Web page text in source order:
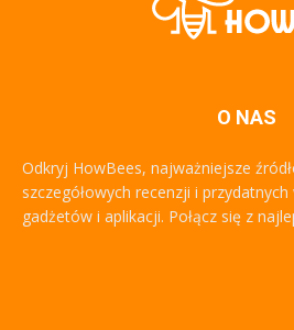
O NAS
Odkryj HowBees, najważniejsze
szczegółowych recenzji i
gadżetów i aplikacji. Połącz się z